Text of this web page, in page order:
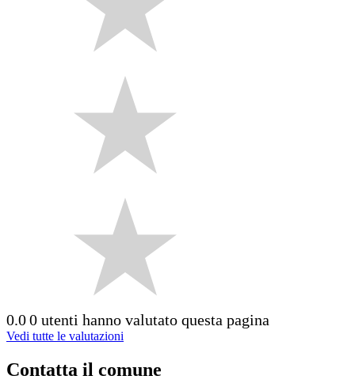
0.00 utenti hanno valutato questa pagina
Vedi tutte le valutazioni
Contatta il comune